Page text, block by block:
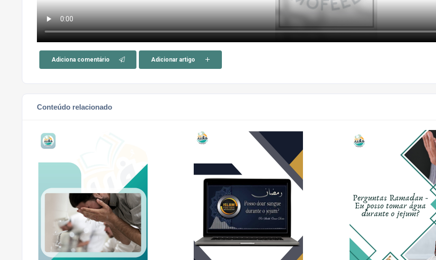
Adiciona comentário Adicionar artigo
Conteúdo relacionado